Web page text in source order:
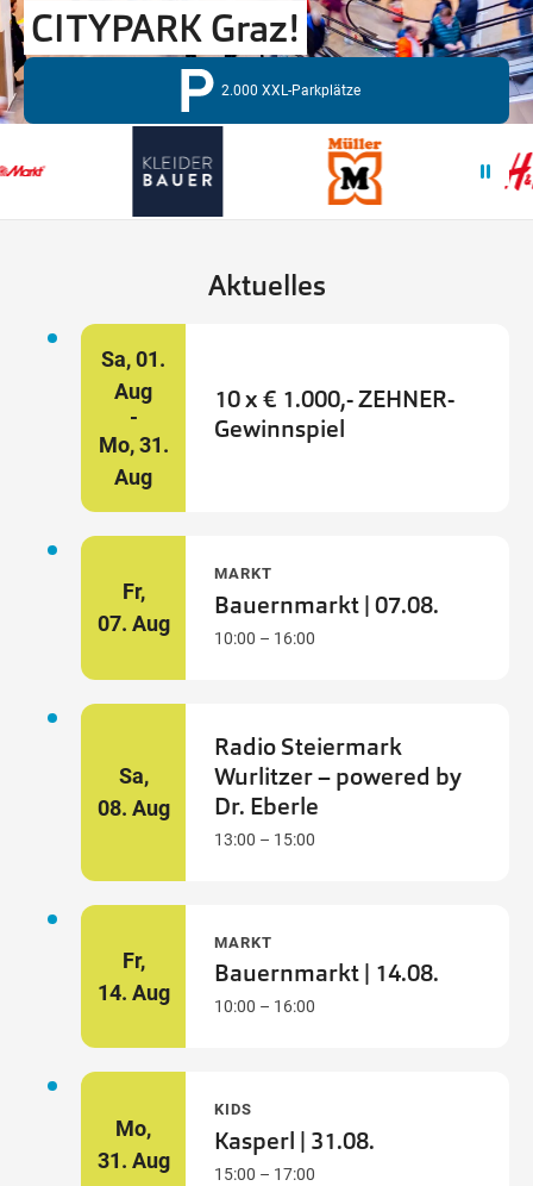
Wegbeschreibung
CITYPARK Graz!
2.000 XXL-Parkplätze
Aktuelles
Sa,01.
Aug
Mo, 31.
Aug
10 x € 1.000,- ZEHNER-
Gewinnspiel
Fr,
07. Aug
MARKT
Bauernmarkt | 07.08.
10:00 – 16:00
Sa,
08. Aug
Radio Steiermark
Wurlitzer – powered by
Dr. Eberle
13:00 – 15:00
Fr,
14. Aug
MARKT
Bauernmarkt | 14.08.
10:00 – 16:00
Mo,
31. Aug
KIDS
Kasperl | 31.08.
15:00 – 17:00